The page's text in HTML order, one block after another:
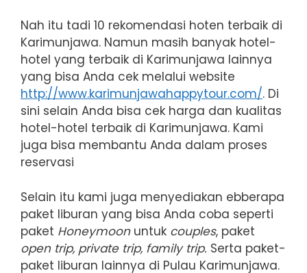
Nah itu tadi 10 rekomendasi hoten terbaik di
Karimunjawa. Namun masih banyak hotel-
hotel yang terbaik di Karimunjawa lainnya
yang bisa Anda cek melalui website
http://www.karimunjawahappytour.com/. Di
sini selain Anda bisa cek harga dan kualitas
hotel-hotel terbaik di Karimunjawa. Kami
juga bisa membantu Anda dalam proses
reservasi
Selain itu kami juga menyediakan ebberapa
paket liburan yang bisa Anda coba seperti
paket Honeymoonuntuk couples, paket
open trip, private trip, family trip. Serta paket-
paket liburan lainnya di Pulau Karimunjawa.